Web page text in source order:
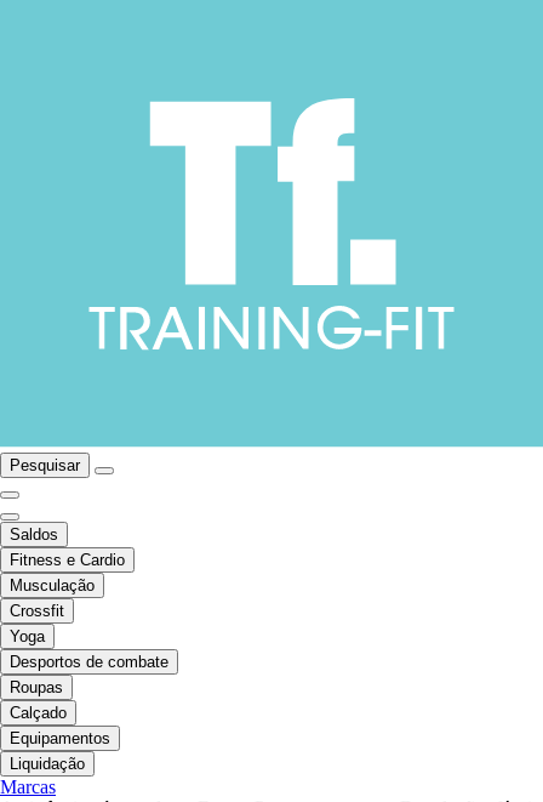
Pesquisar
Saldos
Fitness e Cardio
Musculação
Crossfit
Yoga
Desportos de combate
Roupas
Calçado
Equipamentos
Liquidação
Marcas